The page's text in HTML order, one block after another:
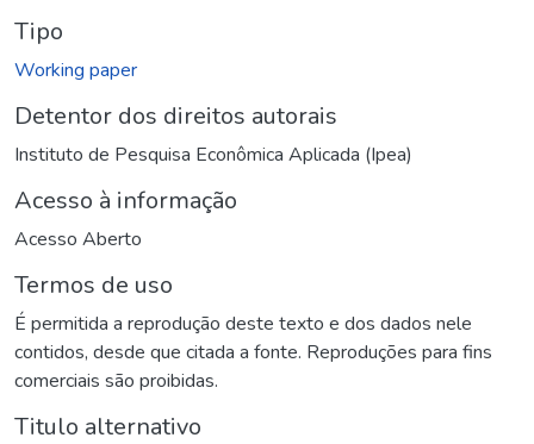
Tipo
Working paper
Detentor dos direitos autorais
Instituto de Pesquisa Econômica Aplicada (Ipea)
Acesso à informação
Acesso Aberto
Termos de uso
É permitida a reprodução deste texto e dos dados nele
contidos, desde que citada a fonte. Reproduções para fins
comerciais são proibidas.
Titulo alternativo